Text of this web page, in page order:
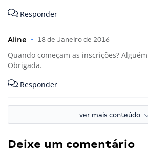
Responder
Aline • 18 de Janeiro de 2016
Quando começam as inscrições?
Obrigada.
Responder
ver mais conteúdo
Deixe um comentário